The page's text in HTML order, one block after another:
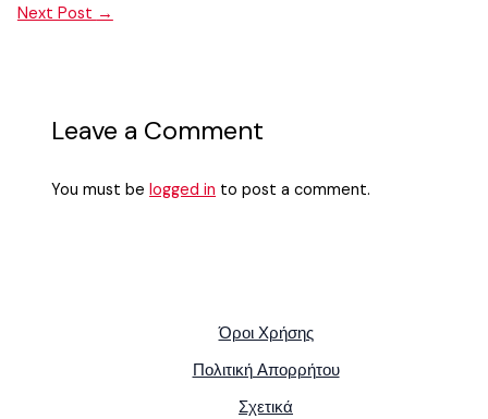
Next Post →
Leave a Comment
You must belogged in to post a comment.
Όροι Χρήσης
Πολιτική Απορρήτου
Σχετικά